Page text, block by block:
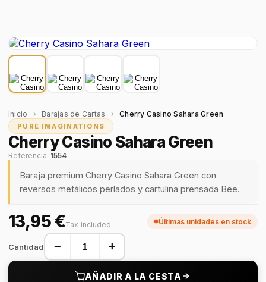
Inicio › Barajas de Cartas › Cherry Casino Sahara Green
PURE IMAGINATIONS
Cherry Casino Sahara Green
Referencia: 1554
Baraja premium Cherry Casino Sahara Green con
reversos metálicos perlados y cartulina prensada Bee.
13,95 €Tax included Últimas unidades en stock
Cantidad − +
AÑADIR A LA CESTA